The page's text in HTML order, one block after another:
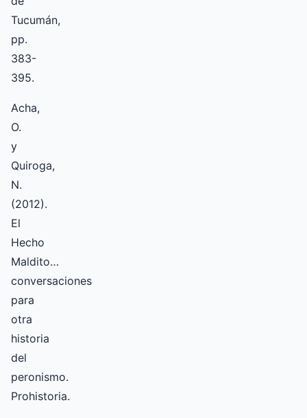
Tucumán,
pp.
383-
395.
Acha,
O.
y
Quiroga,
N.
(2012).
El
Hecho
Maldito…
conversaciones
para
otra
historia
del
peronismo.
Prohistoria.